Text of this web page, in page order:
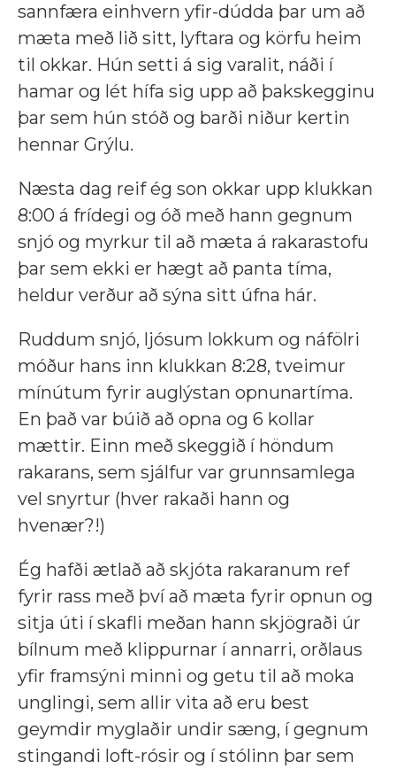
sannfæra einhvern yfir-dúdda þar um að
mæta með lið sitt, lyftara og körfu heim
til okkar. Hún setti á sig varalit, náði í
hamar og lét hífa sig upp að þakskegginu
þar sem hún stóð og barði niður kertin
hennar Grýlu.
Næsta dag reif ég son okkar upp klukkan
8:00 á frídegi og óð með hann gegnum
snjó og myrkur til að mæta á rakarastofu
þar sem ekki er hægt að panta tíma,
heldur verður að sýna sitt úfna hár.
Ruddum snjó, ljósum lokkum og náfölri
móður hans inn klukkan 8:28, tveimur
mínútum fyrir auglýstan opnunartíma.
En það var búið að opna og 6 kollar
mættir. Einn með skeggið í höndum
rakarans, sem sjálfur var grunnsamlega
vel snyrtur (hver rakaði hann og
hvenær?!)
Ég hafði ætlað að skjóta rakaranum ref
fyrir rass með því að mæta fyrir opnun og
sitja úti í skafli meðan hann skjögraði úr
bílnum með klippurnar í annarri, orðlaus
yfir framsýni minni og getu til að moka
unglingi, sem allir vita að eru best
geymdir myglaðir undir sæng, í gegnum
stingandi loft-rósir og í stólinn þar sem